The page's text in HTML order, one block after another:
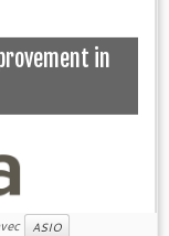
in
ASIO